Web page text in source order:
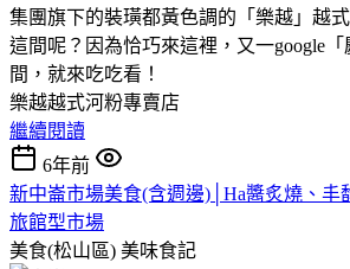
集團旗下的裝璜都黃色調的「樂越」越
這間呢？因為恰巧來這裡，又一google
間，就來吃吃看！
樂越越式河粉專賣店
繼續閱讀
6年前
新中崙市場美食(含週邊)│Ha醬炙燒、丰
旅館型市場
美食(松山區) 美味食記